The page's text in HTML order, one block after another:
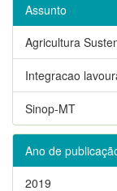
Assunto
Agricultura
Integracao
Sinop-MT
Ano de
2019